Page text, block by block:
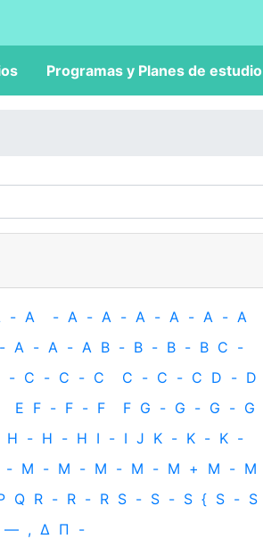
Programas y Planes de estudio
- A - A - A - A - A - A - A
- A - A - A B - B - B - B C -
- C - C - C C - C - C D - D
E F - F - F F G - G - G - G
H - H - H I - I J K - K - K -
- M - M - M - M - M + M - M
Q R - R - R S - S - S { S - S
— , Δ Π -